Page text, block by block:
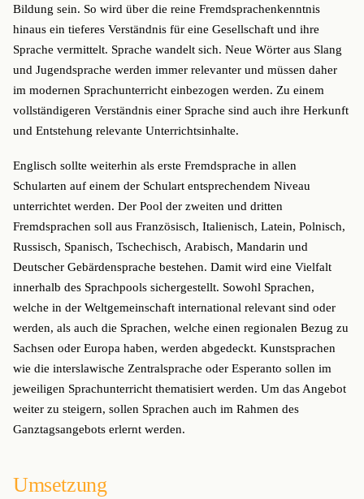
Bildung sein. So wird über die reine Fremdsprachenkenntnis
hinaus ein tieferes Verständnis für eine Gesellschaft und ihre
Sprache vermittelt. Sprache wandelt sich. Neue Wörter aus Slang
und Jugendsprache werden immer relevanter und müssen daher
im modernen Sprachunterricht einbezogen werden. Zu einem
vollständigeren Verständnis einer Sprache sind auch ihre Herkunft
und Entstehung relevante Unterrichtsinhalte.
Englisch sollte weiterhin als erste Fremdsprache in allen
Schularten auf einem der Schulart entsprechendem Niveau
unterrichtet werden. Der Pool der zweiten und dritten
Fremdsprachen soll aus Französisch, Italienisch, Latein, Polnisch,
Russisch, Spanisch, Tschechisch, Arabisch, Mandarin und
Deutscher Gebärdensprache bestehen. Damit wird eine Vielfalt
innerhalb des Sprachpools sichergestellt. Sowohl Sprachen,
welche in der Weltgemeinschaft international relevant sind oder
werden, als auch die Sprachen, welche einen regionalen Bezug zu
Sachsen oder Europa haben, werden abgedeckt. Kunstsprachen
wie die interslawische Zentralsprache oder Esperanto sollen im
jeweiligen Sprachunterricht thematisiert werden. Um das Angebot
weiter zu steigern, sollen Sprachen auch im Rahmen des
Ganztagsangebots erlernt werden.
Umsetzung